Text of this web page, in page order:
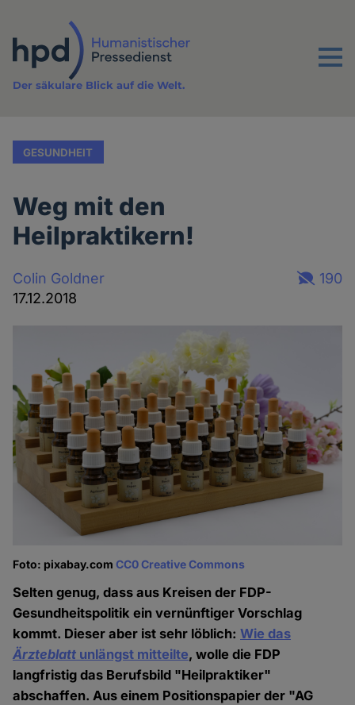
Inhalt
Menu
Der säkulare Blick auf die Welt.
GESUNDHEIT
Weg mit den
Heilpraktikern!
Colin Goldner
17.12.2018
190
Foto: pixabay.comCC0 Creative Commons
Selten genug, dass aus Kreisen der FDP-
Gesundheitspolitik ein vernünftiger Vorschlag
kommt. Dieser aber ist sehr löblich:Wie das
Ärzteblatt unlängst mitteilte, wolle die FDP
langfristig das Berufsbild "Heilpraktiker"
abschaffen. Aus einem Positionspapier der "AG